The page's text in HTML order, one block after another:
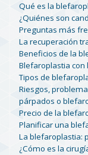
Qué es la
¿Quiénes son
Preguntas más
La recuperación
Beneficios de la
Blefaroplastia con
Tipos de
Riesgos,
párpados o
Precio de la
Planificar una
La blefaroplastia:
¿Cómo es la